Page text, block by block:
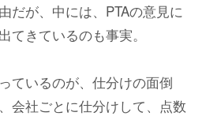
だが、中には、PTAの意見に
てきているのも事実。
ているのが、仕分けの面倒
会社ごとに仕分けして、点数